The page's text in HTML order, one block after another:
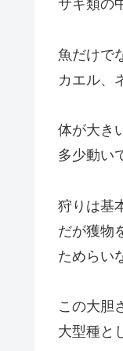
サギ類の
魚だけで
カエル、
体が大き
多少動い
狩りは基
だが獲物
ためらい
この大胆
大型種と